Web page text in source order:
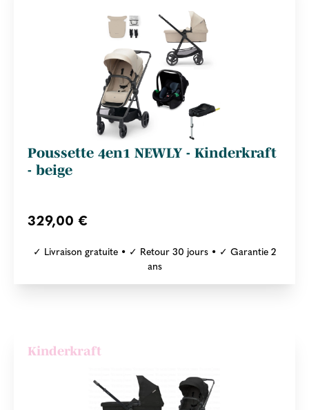
Poussette 4en1 NEWLY - Kinderkraft
- beige
329,00 €
✓ Livraison gratuite • ✓ Retour 30 jours • ✓ Garantie 2
ans
Kinderkraft